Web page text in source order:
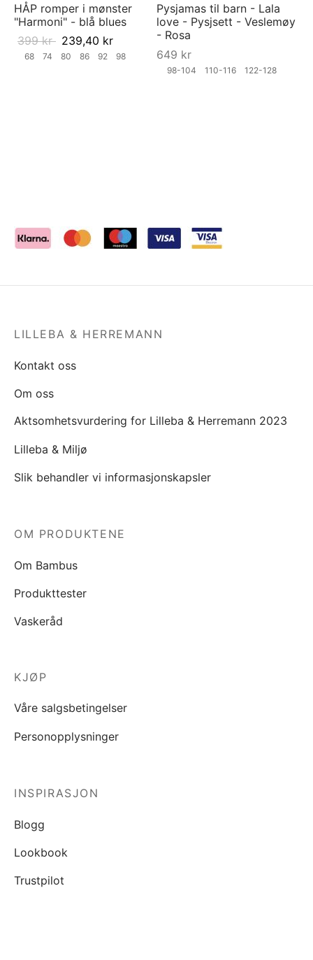
HÅP romper i mønster
"Harmoni" - blå blues
399kr 239,40 kr
68 74 80 86 92 98
Pysjamas til barn - Lala
love - Pysjsett - Veslemøy
- Rosa
649 kr
98-104 110-116 122-128
LILLEBA & HERREMANN
Kontakt oss
Om oss
Aktsomhetsvurdering for Lilleba & Herremann 2023
Lilleba & Miljø
Slik behandler vi informasjonskapsler
OM PRODUKTENE
Om Bambus
Produkttester
Vaskeråd
KJØP
Våre salgsbetingelser
Personopplysninger
INSPIRASJON
Blogg
Lookbook
Trustpilot